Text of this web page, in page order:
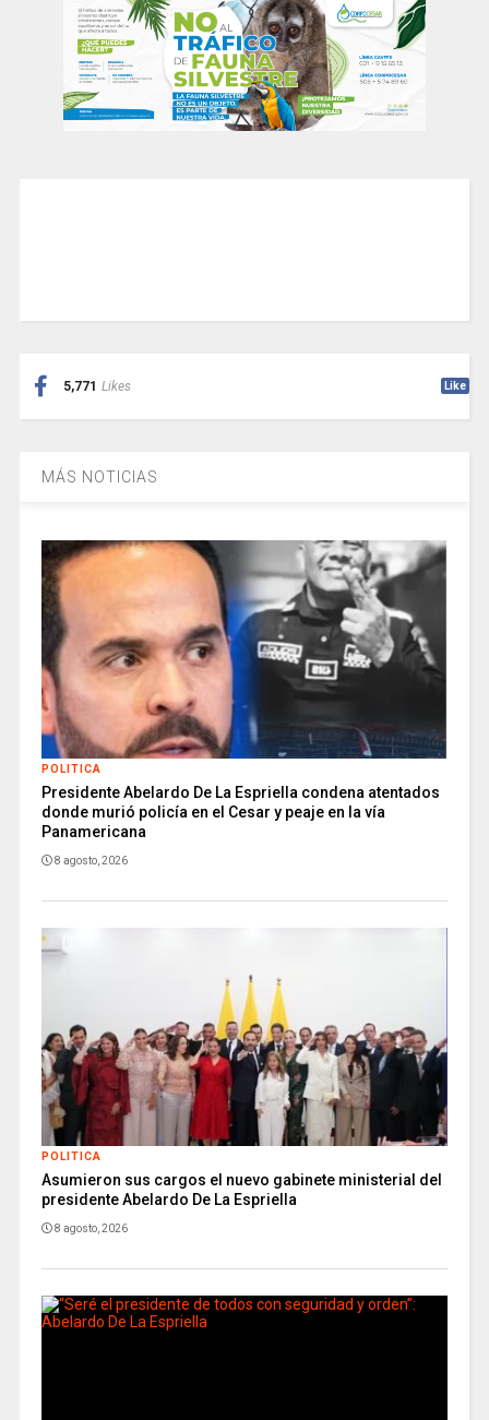
5,771 Likes Like
MÁS NOTICIAS
POLITICA
Presidente Abelardo De La Espriella condena atentados
donde murió policía en el Cesar y peaje en la vía
Panamericana
8 agosto, 2026
POLITICA
Asumieron sus cargos el nuevo gabinete ministerial del
presidente Abelardo De La Espriella
8 agosto, 2026